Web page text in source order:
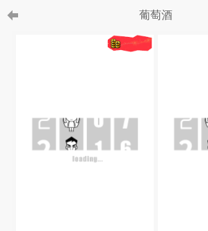
葡萄酒